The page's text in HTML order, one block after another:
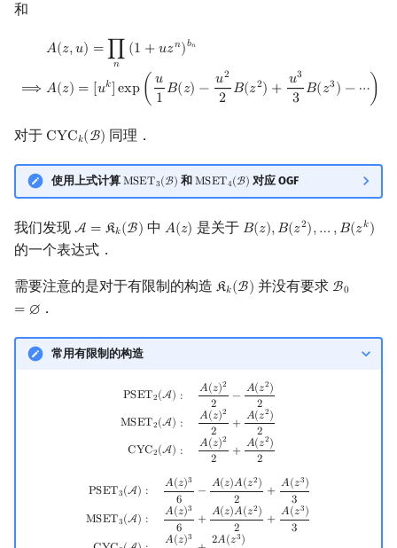
和
𝐴(𝑧,𝑢) = ∏
𝑛
(1 +𝑢𝑧𝑛)𝑏𝑛
⟹ 𝐴(𝑧) = [𝑢𝑘]exp ( 𝑢
1 𝐵(𝑧) − 𝑢2
2 𝐵(𝑧2) + 𝑢3
3 𝐵(𝑧3) − ⋯ )
)=∏n (1+ uz n b n⟹A(z)=[uk
对于 CYC𝑘(B)
CYCk(B) 同理．
使用上式计算 MSET3(B)
MSET3(B) 和 MSET4(B)
MSET4(B) 对应 OGF
我们发现 A = 𝔎𝑘(B)
A= Kk (B) 中 𝐴(𝑧)
A(z) 是关于 𝐵(𝑧),𝐵(𝑧2),… ,𝐵(𝑧𝑘)
B(z),B(z2),…, B( z k)
的一个表达式．
需要注意的是对于有限制的构造 𝔎𝑘(B)
Kk(B) 并没有要求 B0
= ∅
B0=
．
常用有限制的构造
PSET2(A) : 𝐴(𝑧)2
2 − 𝐴(𝑧2)
2
MSET2(A) : 𝐴(𝑧)2
2 + 𝐴(𝑧2)
2
CYC2(A) : 𝐴(𝑧)2
2 + 𝐴(𝑧2)
2
(z2)2MSET2 A(z)22+ 2)2CYC
PSET3(A) : 𝐴(𝑧)3
6 − 𝐴(𝑧)𝐴(𝑧2)
2
+ 𝐴(𝑧3)
3
MSET3(A) : 𝐴(𝑧)3
6 + 𝐴(𝑧)𝐴(𝑧2)
2
+ 𝐴(𝑧3)
3
𝐴(𝑧)3 2𝐴(𝑧3)
)A z A(z3)3MSET3(A):A(z)3 (z)A(z2